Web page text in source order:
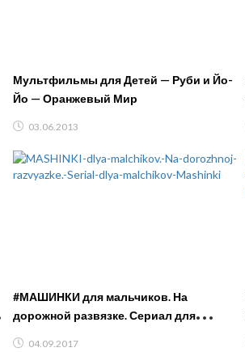
Мультфильмы для Детей — Руби и Йо-
Йо — Оранжевый Мир
03.06.2013
#МАШИНКИ для мальчиков. На
дорожной развязке. Сериал для
04.09.2017